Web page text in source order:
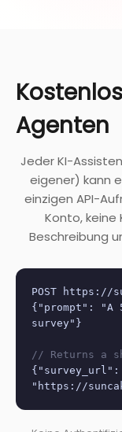
Agenten
Jeder KI-
eigener) kann
einzigen API-
Konto, keine
Beschreibung
POST https://
{"prompt": "A
survey"}
// Returns a
{"survey_url":
"https://